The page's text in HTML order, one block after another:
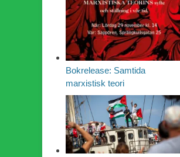
Bokrelease: Samtida
marxistisk teori